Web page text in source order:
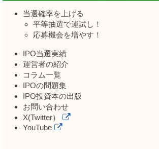
当選確率を上げる
平等抽選で運試し！
応募機会を増やす！
IPO当選実績
運営者の紹介
コラム一覧
IPOの問題集
IPO投資本の出版
お問い合わせ
X(Twitter）
YouTube